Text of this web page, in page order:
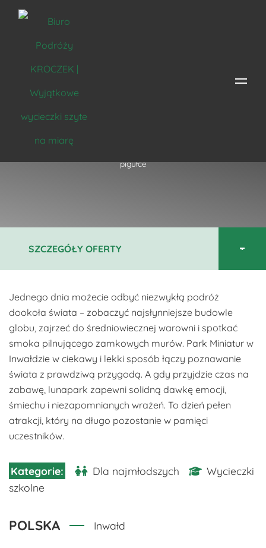
Cały świat w pigułce
pigułce
Jednego dnia możecie odbyć niezwykłą podróż
dookoła świata – zobaczyć najsłynniejsze budowle
globu, zajrzeć do średniowiecznej warowni i spotkać
smoka pilnującego zamkowych murów. Park Miniatur w
Inwałdzie w ciekawy i lekki sposób łączy poznawanie
świata z prawdziwą przygodą. A gdy przyjdzie czas na
zabawę, lunapark zapewni solidną dawkę emocji,
śmiechu i niezapomnianych wrażeń. To dzień pełen
atrakcji, który na długo pozostanie w pamięci
uczestników.
Dla najmłodszych
Wycieczki
szkolne
POLSKA Inwałd